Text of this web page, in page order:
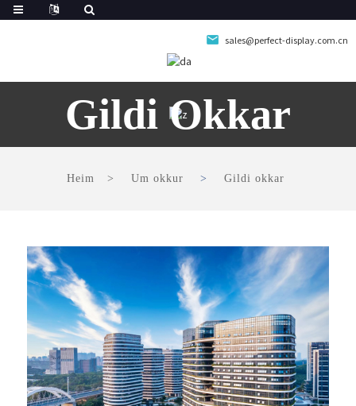
sales@perfect-display.com.cn
Gildi Okkar
Heim Um okkur Gildi okkar